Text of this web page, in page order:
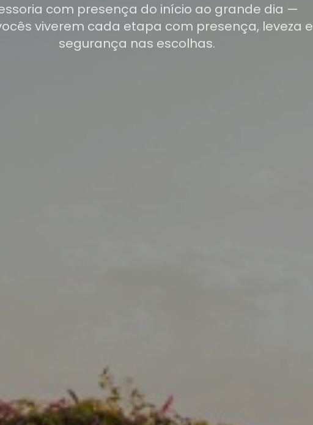
com presença do início ao grande dia —
viverem cada etapa com presença, leveza e
segurança nas escolhas.